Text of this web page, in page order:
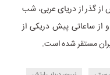
گذر از دریای عربی، شب
از ساعاتی پیش دریکی از
مستقر شده است.